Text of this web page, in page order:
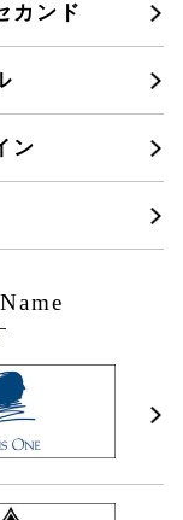
カンド
ン